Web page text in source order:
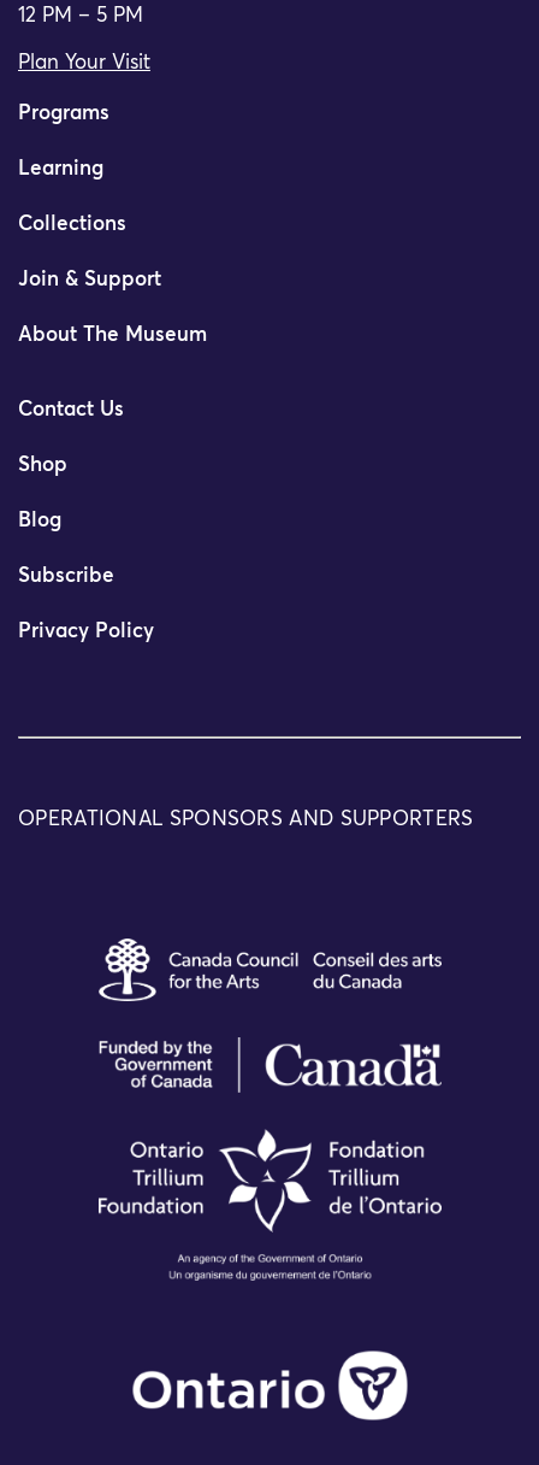
12 PM – 5 PM
Plan Your Visit
Programs
Learning
Collections
Join & Support
About The Museum
Contact Us
Shop
Blog
Subscribe
Privacy Policy
OPERATIONAL SPONSORS AND SUPPORTERS